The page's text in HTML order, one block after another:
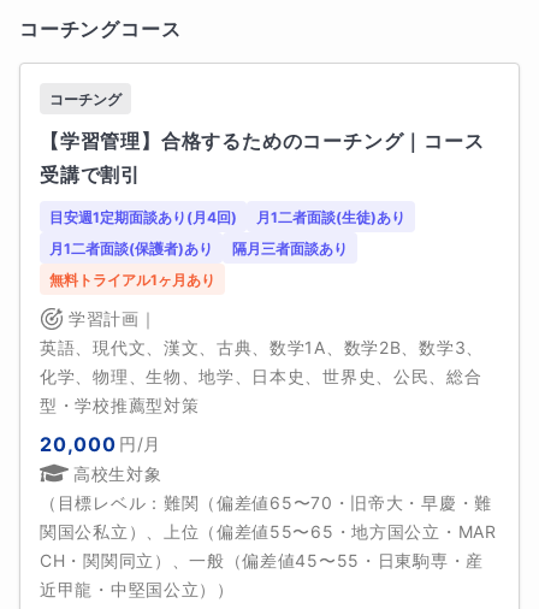
チームの試合をよく観ています。
学歴
【学歴】
2010年　県立恵那高等学校（理数科）卒業
2023年　岐阜大学 大学院 自然科学技術研究科 卒業
2025年　岐阜大学 大学院 連合農学研究科 在籍
【職歴】
2014年 株式会社HOMESエデュケーション 入社（正
社員：2014年～2020年）
2023年 正社員→契約社員→非常勤講師を経て退社
※個別指導形式で、高校生（数学、化学、生物）・中学
生（数学、理科、英語）などを担当
集団指導形式で、高校生数学や2次試験対策を担当
コーチングコース
コーチング
【学習管理】合格するためのコーチング｜コース
受講で割引
目安週1定期面談あり(月4回)
月1二者面談(生徒)あり
月1二者面談(保護者)あり
隔月三者面談あり
無料トライアル1ヶ月あり
学習計画｜
英語、現代文、漢文、古典、数学1A、数学2B、数学3、
化学、物理、生物、地学、日本史、世界史、公民、総合
型・学校推薦型対策
20,000 円/月
高校生対象
（目標レベル： 難関（偏差値65〜70・旧帝大・早慶・難
関国公私立）、上位（偏差値55〜65・地方国公立・MAR
CH・関関同立）、一般（偏差値45〜55・日東駒専・産
近甲龍・中堅国公立）
）